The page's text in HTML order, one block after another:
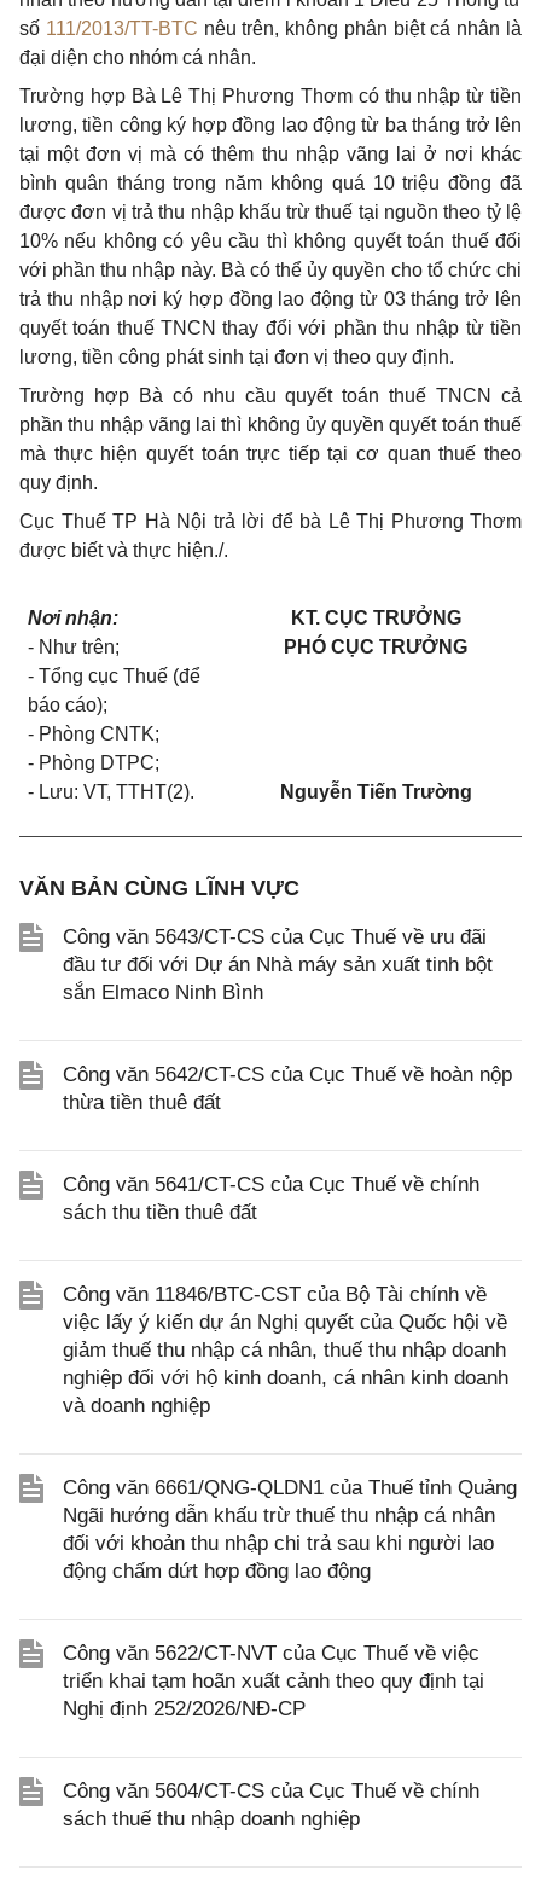
số 111/2013/TT-BTC nêu trên, không phân biệt cá nhân là
đại diện cho nhóm cá nhân.
Trường hợp Bà Lê Thị Phương Thơm có thu nhập từ tiền
lương, tiền công ký hợp đồng lao động từ ba tháng trở lên
tại một đơn vị mà có thêm thu nhập vãng lai ở nơi khác
bình quân tháng trong năm không quá 10 triệu đồng đã
được đơn vị trả thu nhập khấu trừ thuế tại nguồn theo tỷ lệ
10% nếu không có yêu cầu thì không quyết toán thuế đối
với phần thu nhập này. Bà có thể ủy quyền cho tổ chức chi
trả thu nhập nơi ký hợp đồng lao động từ 03 tháng trở lên
quyết toán thuế TNCN thay đổi với phần thu nhập từ tiền
lương, tiền công phát sinh tại đơn vị theo quy định.
Trường hợp Bà có nhu cầu quyết toán thuế TNCN cả
phần thu nhập vãng lai thì không ủy quyền quyết toán thuế
mà thực hiện quyết toán trực tiếp tại cơ quan thuế theo
quy định.
Cục Thuế TP Hà Nội trả lời để bà Lê Thị Phương Thơm
được biết và thực hiện./.
Nơi nhận:
- Như trên;
- Tổng cục Thuế (để
báo cáo);
- Phòng CNTK;
- Phòng DTPC;
- Lưu: VT, TTHT(2).
KT. CỤC TRƯỞNG
PHÓ CỤC TRƯỞNG
Nguyễn Tiến Trường
VĂN BẢN CÙNG LĨNH VỰC
Công văn 5643/CT-CS của Cục Thuế về ưu đãi
đầu tư đối với Dự án Nhà máy sản xuất tinh bột
sắn Elmaco Ninh Bình
Công văn 5642/CT-CS của Cục Thuế về hoàn nộp
thừa tiền thuê đất
Công văn 5641/CT-CS của Cục Thuế về chính
sách thu tiền thuê đất
Công văn 11846/BTC-CST của Bộ Tài chính về
việc lấy ý kiến dự án Nghị quyết của Quốc hội về
giảm thuế thu nhập cá nhân, thuế thu nhập doanh
nghiệp đối với hộ kinh doanh, cá nhân kinh doanh
và doanh nghiệp
Công văn 6661/QNG-QLDN1 của Thuế tỉnh Quảng
Ngãi hướng dẫn khấu trừ thuế thu nhập cá nhân
đối với khoản thu nhập chi trả sau khi người lao
động chấm dứt hợp đồng lao động
Công văn 5622/CT-NVT của Cục Thuế về việc
triển khai tạm hoãn xuất cảnh theo quy định tại
Nghị định 252/2026/NĐ-CP
Công văn 5604/CT-CS của Cục Thuế về chính
sách thuế thu nhập doanh nghiệp